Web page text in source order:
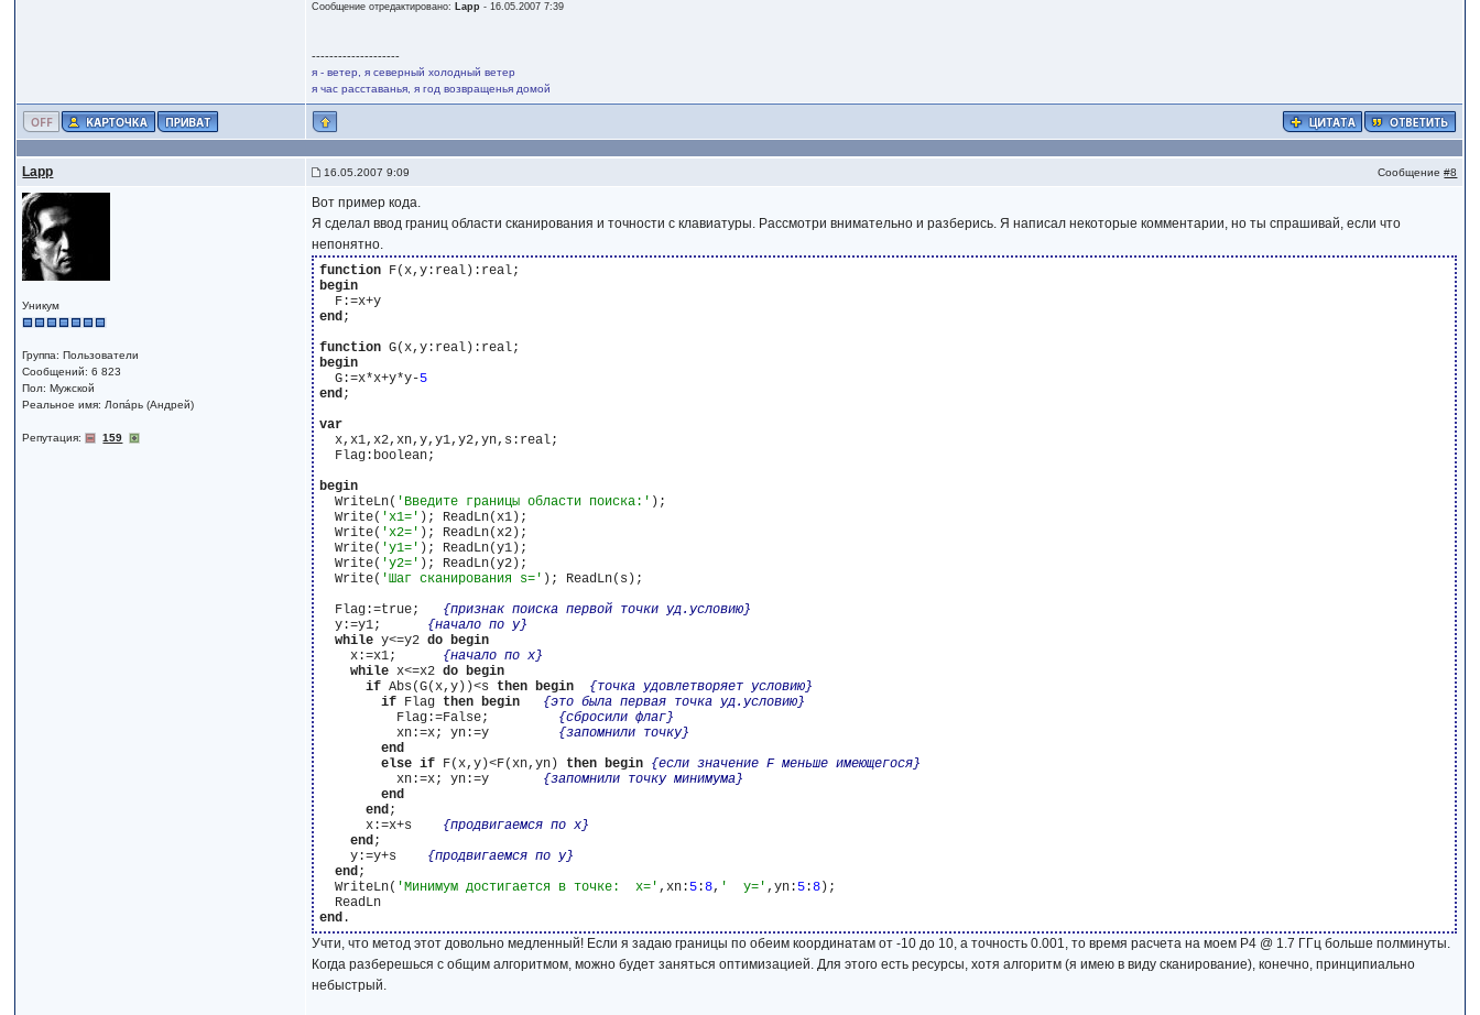
Сообщение отредактировано: Lapp -16.05.2007 7:39
--------------------
я - ветер, я северный холодный ветер
я час расставанья, я год возвращенья домой
Lapp 16.05.2007 9:09 Сообщение#8
Уникум
Группа: Пользователи
Сообщений: 6 823
Пол: Мужской
Реальное имя: Лопáрь (Андрей)
Репутация: 159
Вот пример кода.
Я сделал ввод границ области сканирования и точности с клавиатуры. Рассмотри внимательно и разберись. Я написал некоторые комментарии, но ты спрашивай, если что
непонятно.
function
begin
end;
function
begin
  G:=x*x+y*y-
5
end;
var
  x,x1,x2,xn,y,y1,y2,yn,s:real;
  Flag:boolean;
begin
  WriteLn(
'Введите границы области поиска:' );
  Write(
'x1=' ); ReadLn(x1);
  Write(
'x2=' ); ReadLn(x2);
  Write(
'y1=' ); ReadLn(y1);
  Write(
'y2=' ); ReadLn(y2);
  Write(
'Шаг сканирования s=' ); ReadLn(s);
  Flag:=true;
{признак поиска первой точки уд.условию}
  y:=y1;
{начало по y}
while y<=y2 do begin
    x:=x1;
{начало по x}
while x<=x2 do begin
if Abs(G(x,y))<s then begin
{точка удовлетворяет условию}
if Flag then begin
{это была первая точка уд.условию}
          Flag:=False;
{сбросили флаг}
          xn:=x; yn:=y
{запомнили точку}
end
else if F(x,y)<F(xn,yn) then begin {если значение F меньше имеющегося}
          xn:=x; yn:=y
{запомнили точку минимума}
end
end;
      x:=x+s
{продвигаемся по x}
end;
    y:=y+s
{продвигаемся по y}
end;
  WriteLn(
'Минимум достигается в точке:  x=' ,xn: 5 :8, '  y=' ,yn: 5 :8 );
end
Учти, что метод этот довольно медленный! Если я задаю границы по обеим координатам от -10 до 10, а точность 0.001, то время расчета на моем P4 @ 1.7 ГГц больше полминуты.
Когда разберешься с общим алгоритмом, можно будет заняться оптимизацией. Для этого есть ресурсы, хотя алгоритм (я имею в виду сканирование), конечно, принципиально
небыстрый.